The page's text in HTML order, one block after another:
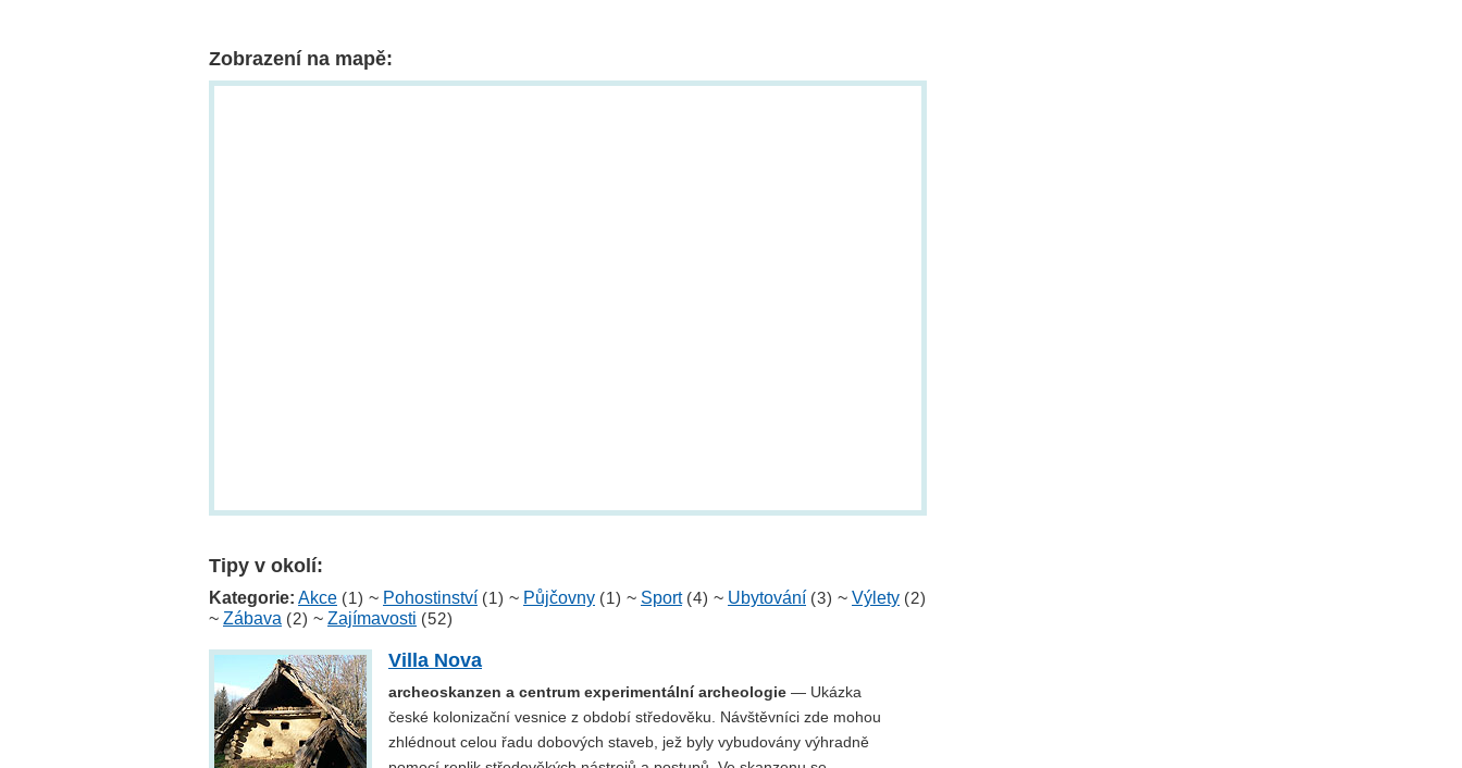
Zobrazení na mapě:
Tipy v okolí:
Kategorie: Akce (1) ~ Pohostinství (1) ~ Půjčovny (1) ~ Sport (4) ~ Ubytování (3) ~ Výlety (2)
~ Zábava (2) ~ Zajímavosti (52)
Villa Nova
archeoskanzen a centrum experimentální archeologie — Ukázka
české kolonizační vesnice z období středověku. Návštěvníci zde mohou
zhlédnout celou řadu dobových staveb, jež byly vybudovány výhradně